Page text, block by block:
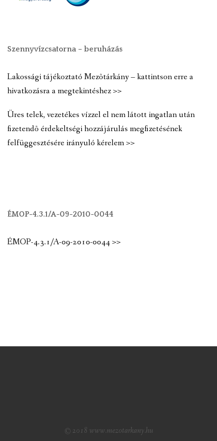
Szennyvízcsatorna – beruházás
Lakossági tájékoztató Mezõtárkány – kattintson erre a
hivatkozásra a megtekintéshez >>
Üres telek, vezetékes vízzel el nem látott ingatlan után
fizetendõ érdekeltségi hozzájárulás megfizetésének
felfüggesztésére irányuló kérelem >>
ÉMOP-4.3.1/A-09-2010-0044
ÉMOP-4.3.1/A-09-2010-0044 >>
© 2018 www.mezotarkany.hu